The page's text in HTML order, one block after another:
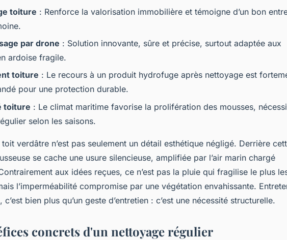
toiture : Renforce la valorisation immobilière et témoigne d’un bon
par drone : Solution innovante, sûre et précise, surtout adaptée aux
ardoise fragile.
toiture : Le recours à un produit hydrofuge après nettoyage est
pour une protection durable.
toiture : Le climat maritime favorise la prolifération des mousses,
selon les saisons.
verdâtre n’est pas seulement un détail esthétique négligé. Derrière
se cache une usure silencieuse, amplifiée par l’air marin chargé
aux idées reçues, ce n’est pas la pluie qui fragilise le plus
l’imperméabilité compromise par une végétation envahissante.
bien plus qu’un geste d’entretien : c’est une nécessité structurelle.
concrets d'un nettoyage régulier